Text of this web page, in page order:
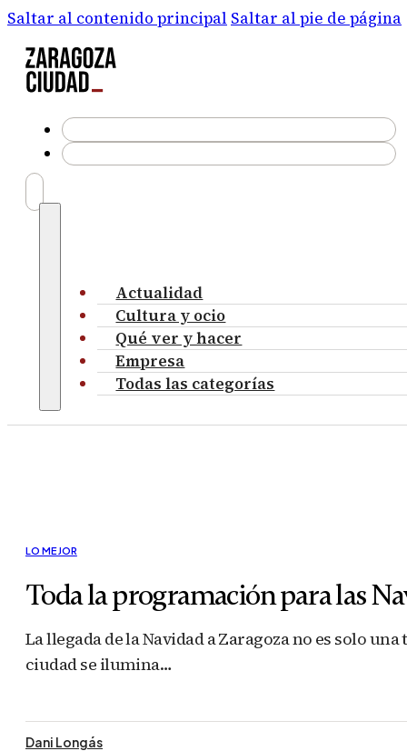
Saltar al contenido principal Saltar al pie de página
Actualidad
Cultura y ocio
Qué ver y hacer
Empresa
Todas las categorías
LO MEJOR
Toda la programación para las
La llegada de la Navidad a Zaragoza no es solo
ciudad se ilumina…
Dani Longás